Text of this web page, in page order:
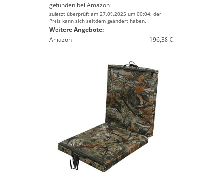
gefunden bei Amazon
zuletzt überprüft am 27.09.2025 um 00:04; der
Preis kann sich seitdem geändert haben.
Weitere Angebote:
Amazon
196,38 €